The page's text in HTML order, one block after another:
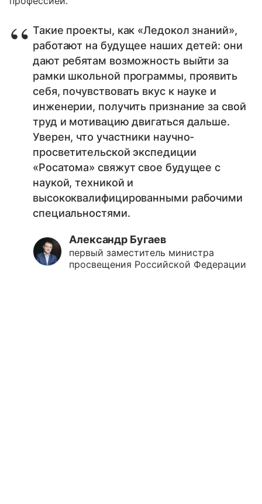
Такие проекты, как «Ледокол знаний»,
работают на будущее наших детей: они
дают ребятам возможность выйти за
рамки школьной программы, проявить
себя, почувствовать вкус к науке и
инженерии, получить признание за свой
труд и мотивацию двигаться дальше.
Уверен, что участники научно-
просветительской экспедиции
«Росатома» свяжут свое будущее с
наукой, техникой и
высококвалифицированными рабочими
специальностями.
Александр Бугаев
первый заместитель министра
просвещения Российской Федерации